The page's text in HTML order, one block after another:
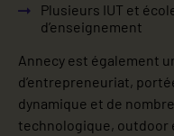
Plusieurs IUT et
d’enseignement
Annecy est également
d’entrepreneuriat,
dynamique et de
technologique, outdoor